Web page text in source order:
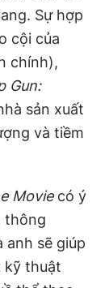
Sự hợp
cội của
chính),
Gun:
sản xuất
và tiềm
Moviecó ý
thông
sẽ giúp
kỹ thuật